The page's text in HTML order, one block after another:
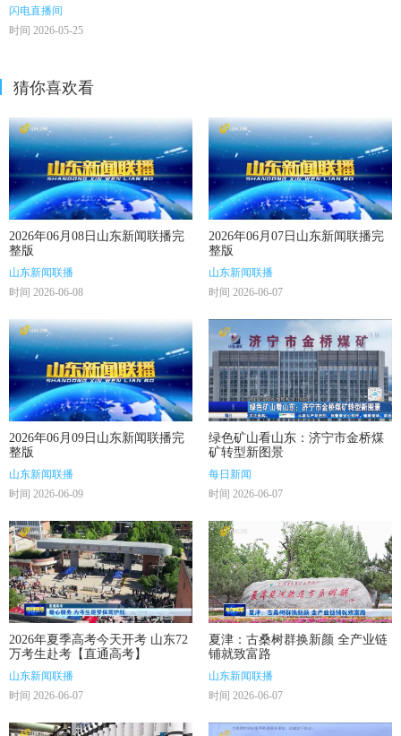
闪电直播间
时间 2026-05-25
猜你喜欢看
2026年06月08日山东新闻联播完
整版
山东新闻联播
时间 2026-06-08
2026年06月07日山东新闻联播完
整版
山东新闻联播
时间 2026-06-07
2026年06月09日山东新闻联播完
整版
山东新闻联播
时间 2026-06-09
绿色矿山看山东：济宁市金桥煤
矿转型新图景
每日新闻
时间 2026-06-07
2026年夏季高考今天开考 山东72
万考生赴考【直通高考】
山东新闻联播
时间 2026-06-07
夏津：古桑树群换新颜 全产业链
铺就致富路
山东新闻联播
时间 2026-06-07